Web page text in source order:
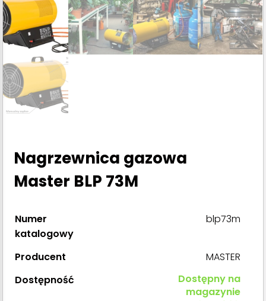
Nagrzewnica gazowa
Master BLP 73M
Numer
katalogowy
blp73m
Producent
MASTER
Dostępność
Dostępny na
magazynie